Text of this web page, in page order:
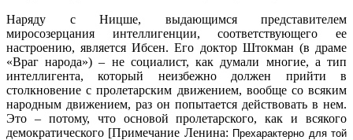
Наряду с Ницше, выдающимся представителем
миросозерцания интеллигенции, соответствующего ее
настроению, является Ибсен. Его доктор Штокман (в драме
«Враг народа») – не социалист, как думали многие, а тип
интеллигента, который неизбежно должен прийти в
столкновение с пролетарским движением, вообще со всяким
народным движением, раз он попытается действовать в нем.
Это – потому, что основой пролетарского, как и всякого
демократического [Примечание Ленина: Прехарактерно для той